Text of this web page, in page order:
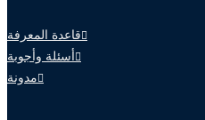
قاعدة المعرفة
أسئلة وأجوبة
مدونة